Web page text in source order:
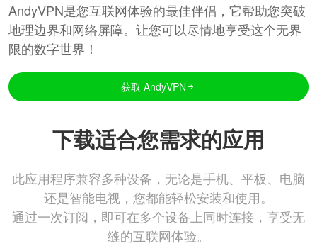
AndyVPN是您互联网体验的最佳伴侣，它帮助您突破
地理边界和网络屏障。让您可以尽情地享受这个无界
限的数字世界！
获取 AndyVPN
下载适合您需求的应用
此应用程序兼容多种设备，无论是手机、平板、电脑
还是智能电视，您都能轻松安装和使用。
通过一次订阅，即可在多个设备上同时连接，享受无
缝的互联网体验。